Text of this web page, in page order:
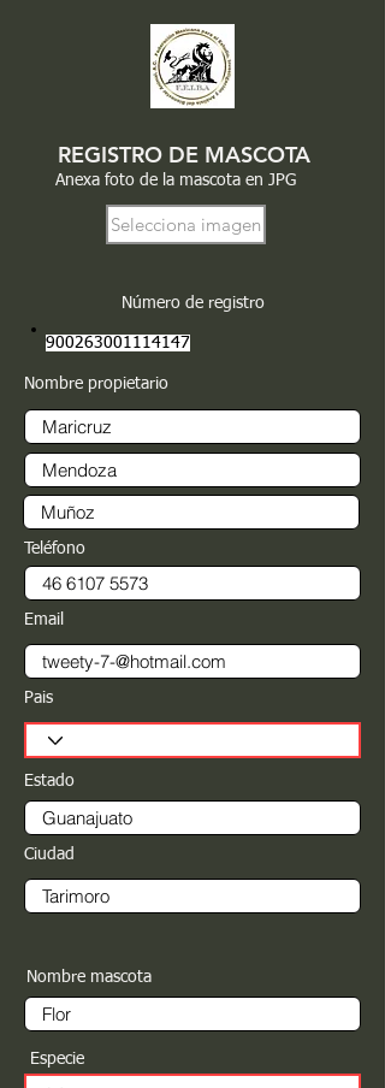
REGISTRO DE MASCOTA
Anexa foto de la mascota en JPG
Selecciona imagen
Número de registro
900263001114147
Nombre propietario
Teléfono
Email
Pais
Estado
Ciudad
Nombre mascota
Especie